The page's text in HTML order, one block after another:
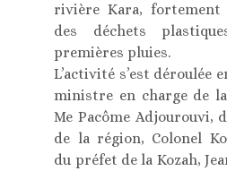
rivière Kara, fortement
des déchets
premières pluies.
L’activité s’est déroulée
ministre en charge de
Me Pacôme Adjourouvi,
de la région, Colonel
du préfet de la Kozah,